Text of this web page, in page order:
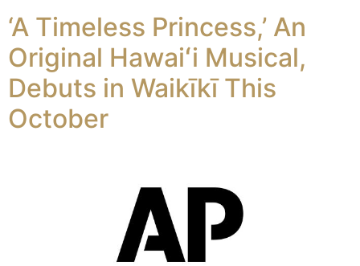
‘A Timeless Princess,’ An
Original Hawaiʻi Musical,
Debuts in Waikīkī This
October